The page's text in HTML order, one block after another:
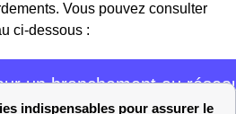
Vous pouvez consulter
ci-dessous :
un branchement au